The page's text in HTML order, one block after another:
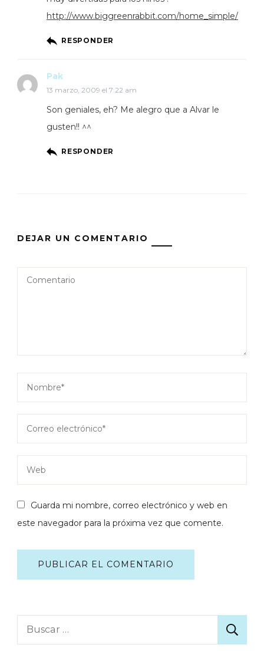
http://www.biggreenrabbit.com/home_simple/
RESPONDER
Pak
13 marzo, 2009 el 7:22 am
Son geniales, eh? Me alegro que a Alvar le
gusten!! ^^
RESPONDER
DEJAR UN COMENTARIO
Guarda mi nombre, correo electrónico y web en
este navegador para la próxima vez que comente.
Buscar: